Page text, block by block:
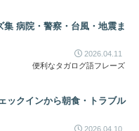
病院・警察・台風・地震ま
2026.04.11
便利なタガログ語フレーズ
ックインから朝食・トラブル
2026.04.10